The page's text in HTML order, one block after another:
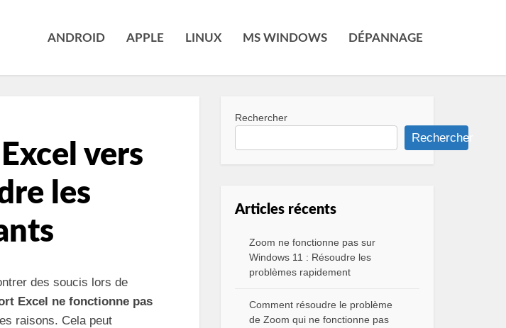
ANDROID APPLE LINUX MS WINDOWS DÉPANNAGE
vers
les
des soucis lors de
Excel ne fonctionne pas
raisons. Cela peut
Rechercher
Rechercher
Articles récents
Zoom ne fonctionne pas sur
Windows 11 : Résoudre les
problèmes rapidement
Comment résoudre le problème
de Zoom qui ne fonctionne pas